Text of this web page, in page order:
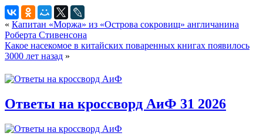
« Капитан «Моржа» из «Острова сокровищ» англичанина
Роберта Стивенсона
Какое насекомое в китайских поваренных книгах появилось
3000 лет назад »
Ответы на кроссворд АиФ 31 2026